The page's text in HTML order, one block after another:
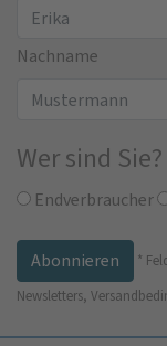
Nachname
Wer sind Sie?
Endverbraucher
*
Newsletters,